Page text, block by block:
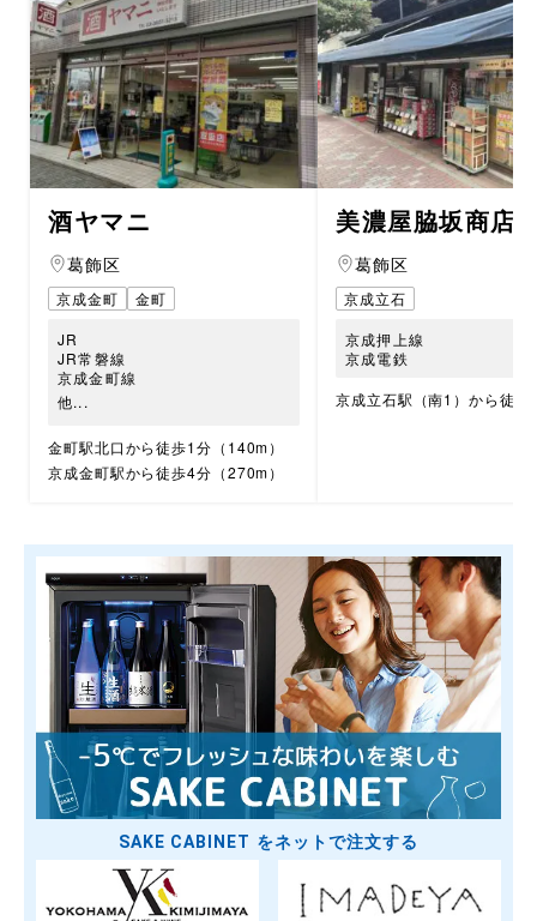
酒ヤマニ
葛飾区
京成金町
金町
JR
JR常磐線
京成金町線
他...
金町駅北口から徒歩1分（140m）
京成金町駅から徒歩4分（270m）
美濃屋脇坂商店
葛飾区
京成立石
京成押上線
京成電鉄
京成立石駅（南1）から徒
SAKE CABINET をネットで注文する